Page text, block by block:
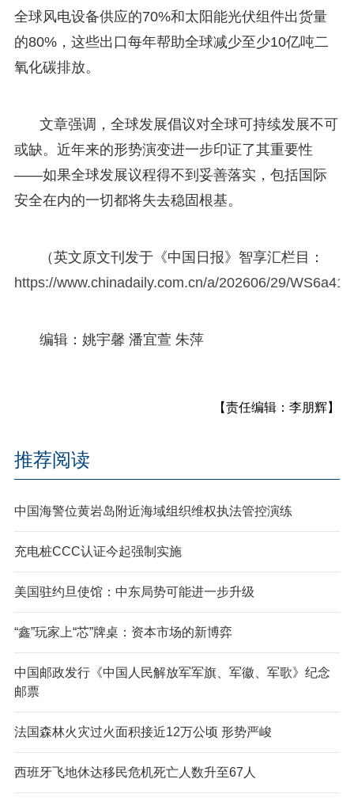
全球风电设备供应的70%和太阳能光伏组件出货量
的80%，这些出口每年帮助全球减少至少10亿吨二
氧化碳排放。
文章强调，全球发展倡议对全球可持续发展不可
或缺。近年来的形势演变进一步印证了其重要性
——如果全球发展议程得不到妥善落实，包括国际
安全在内的一切都将失去稳固根基。
（英文原文刊发于《中国日报》智享汇栏目：
https://www.chinadaily.com.cn/a/202606/29/
编辑：姚宇馨 潘宜萱 朱萍
【责任编辑：李朋辉】
推荐阅读
中国海警位黄岩岛附近海域组织维权执法管控演练
充电桩CCC认证今起强制实施
美国驻约旦使馆：中东局势可能进一步升级
“鑫”玩家上“芯”牌桌：资本市场的新博弈
中国邮政发行《中国人民解放军军旗、军徽、军歌》纪念
邮票
法国森林火灾过火面积接近12万公顷 形势严峻
西班牙飞地休达移民危机死亡人数升至67人